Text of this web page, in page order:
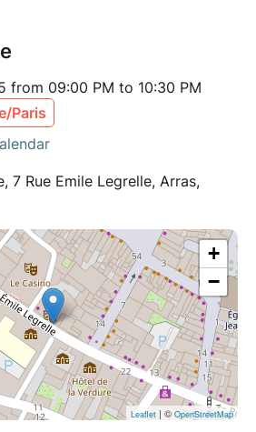
from 09:00 PM to 10:30 PM
Paris
7 Rue Emile Legrelle, Arras,
+
−
Leaflet | © OpenStreetMap